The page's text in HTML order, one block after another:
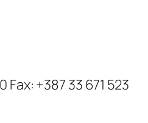
Fax: +387 33 671 523